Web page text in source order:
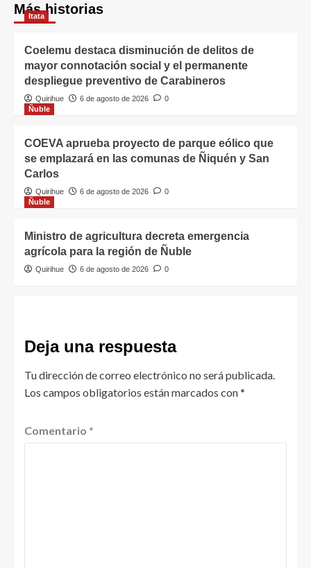
Más historias
Itata
Coelemu destaca disminución de delitos de
mayor connotación social y el permanente
despliegue preventivo de Carabineros
Quirihue 6 de agosto de 2026
0
Ñuble
COEVA aprueba proyecto de parque eólico que
se emplazará en las comunas de Ñiquén y San
Carlos
Quirihue 6 de agosto de 2026
0
Ñuble
Ministro de agricultura decreta emergencia
agrícola para la región de Ñuble
Quirihue 6 de agosto de 2026 0
Deja una respuesta
Tu dirección de correo electrónico no será publicada.
Los campos obligatorios están marcados con*
Comentario *